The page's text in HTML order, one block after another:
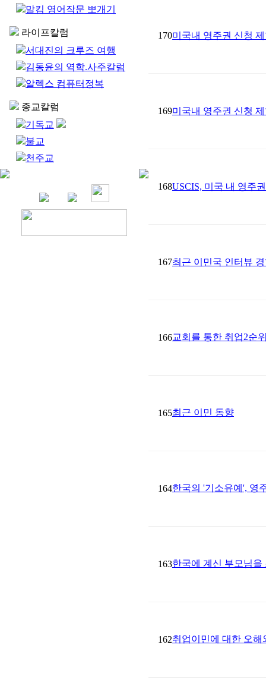
말킴 영어작문 뽀개기
라이프칼럼
서대진의 크루즈 여행
김동윤의 역학.사주칼럼
알렉스 컴퓨터정복
종교칼럼
기독교
불교
천주교
170미국내 영주권 신청
169미국내 영주권 신청
168USCIS, 미국 내 영주
167최근 이민국 인터뷰
166교회를 통한 취업2순
165최근 이민 동향
164한국의 '기소유예', 영
163한국에 계신 부모님을
162취업이민에 대한 오해